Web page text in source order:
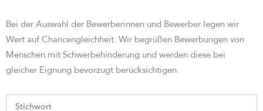
Bei der Auswahl der Bewerberinnen und Bewerber legen wir
Wert auf Chancengleichheit. Wir begrüßen Bewerbungen von
Menschen mit Schwerbehinderung und werden diese bei
gleicher Eignung bevorzugt berücksichtigen.